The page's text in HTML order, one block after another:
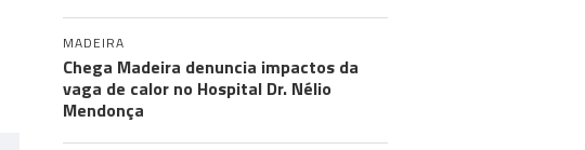
MADEIRA
Chega Madeira denuncia impactos da
vaga de calor no Hospital Dr. Nélio
Mendonça